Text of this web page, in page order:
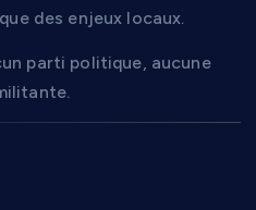
des enjeux locaux.
parti politique, aucune